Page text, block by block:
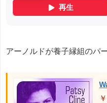
アーノルドが養子縁組のパ